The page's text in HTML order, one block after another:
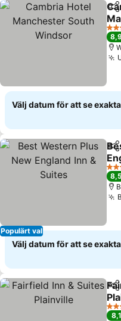
3
Välj datum för att se
Populärt val
3
8,5
Välj datum för att se
3
8,1